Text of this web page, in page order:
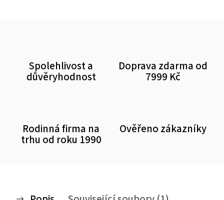
Spolehlivost a
důvěryhodnost
Doprava zdarma od
7999 Kč
Rodinná firma na
trhu od roku 1990
Ověřeno zákazníky